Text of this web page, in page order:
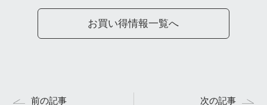
お買い得情報一覧へ
前の記事 次の記事